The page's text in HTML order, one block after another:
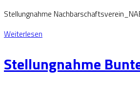
Stellungnahme
Weiterlesen
Stellungnahme